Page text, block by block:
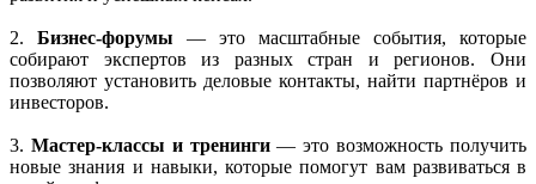
2. Бизнес-форумы — это масштабные события, которые
собирают экспертов из разных стран и регионов. Они
позволяют установить деловые контакты, найти партнёров и
инвесторов.
3. Мастер-классы и тренинги— это возможность получить
новые знания и навыки, которые помогут вам развиваться в